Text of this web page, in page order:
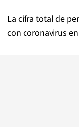
La cifra total de
con coronavirus